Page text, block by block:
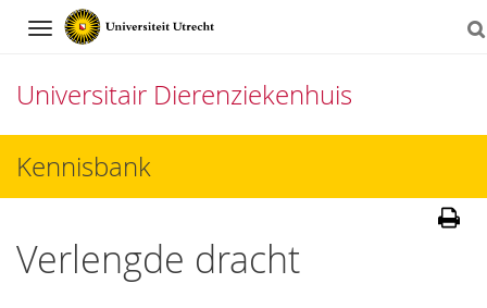
Navigation
Universitair Dierenziekenhuis
Direct
inhoud
Kennisbank
Verlengde dracht